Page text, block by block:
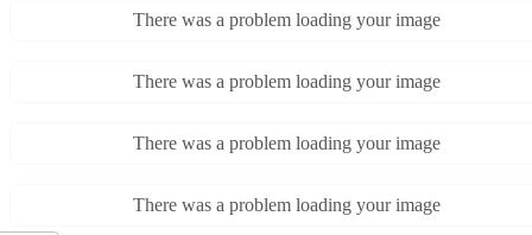
There was a problem loading your image
There was a problem loading your image
There was a problem loading your image
There was a problem loading your image